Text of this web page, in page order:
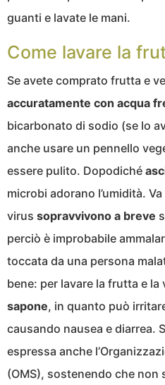
guanti e lavate le mani.
Come lavare la
Se avete comprato frutta e
accuratamente con acqua
bicarbonato di sodio (se lo
anche usare un pennello
essere pulito. Dopodiché
microbi adorano l’umidità.
virus sopravvivono a breve
perciò è improbabile
toccata da una persona
bene: per lavare la frutta e la
sapone, in quanto può
causando nausea e diarrea.
espressa anche
(OMS), sostenendo che